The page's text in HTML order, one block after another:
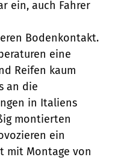
ein, auch Fahrer
Bodenkontakt.
eine
Reifen kaum
an die
in Italiens
montierten
ein
mit Montage von